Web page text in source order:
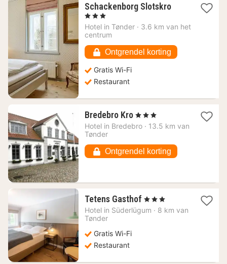
Schackenborg Slotskro1
vanaf
, 3 Sterren
Hotel in Tønder · 3.6 km van het
centrum
Ontgrendel korting
Gratis Wi-Fi
Restaurant
Bredebro Kro 1
nacht
€
, 3 Sterren
Hotel in Bredebro · 13.5 km van
Tønder
Ontgrendel korting
Tetens Gasthof 1
nacht
, 3 Sterren
Hotel in Süderlügum · 8 km van
Tønder
Gratis Wi-Fi
Restaurant